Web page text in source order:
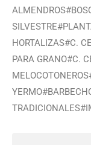
HORTALIZAS#C.
PARA GRANO#C.